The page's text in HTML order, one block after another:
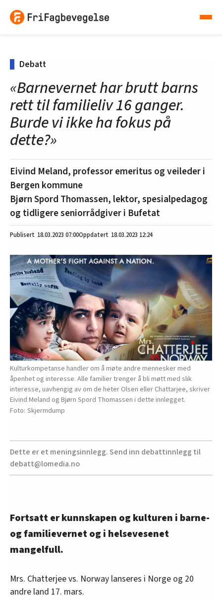
Debatt
«Barnevernet har brutt barns
rett til familieliv 16 ganger.
Burde vi ikke ha fokus på
dette?»
Eivind Meland, professor emeritus og veileder i
Bergen kommune
Bjørn Spord Thomassen, lektor, spesialpedagog
og tidligere seniorrådgiver i Bufetat
18.03.2023 07:00 18.03.2023 12:24
Kulturkompetanse handler om å møte andre mennesker med
åpenhet og interesse. Alle familier trenger å bli møtt med slik
interesse, uavhengig av om de heter Olsen eller Chattarjee, skriver
Eivind Meland og Bjørn Spord Thomassen i dette innlegget.
Skjermdump
Dette er et meningsinnlegg. Send inn debattinnlegg til
debatt@lomedia.no
Fortsatt er kunnskapen og kulturen i barne-
og familievernet og i helsevesenet
mangelfull.
Mrs. Chatterjee vs. Norway lanseres i Norge og 20
andre land 17. mars.